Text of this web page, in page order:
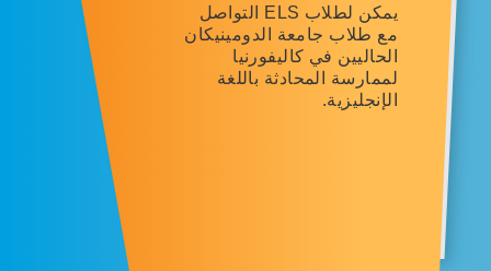
يمكن لطلاب ELS التواصل
مع طلاب جامعة الدومينيكان
الحاليين في كاليفورنيا
لممارسة المحادثة باللغة
الإنجليزية.